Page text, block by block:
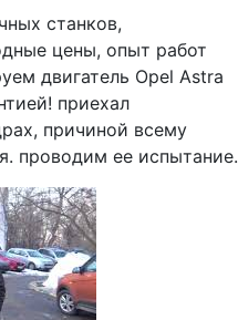
станков,
цены, опыт работ
двигатель Opel Astra
приехал
причиной всему
проводим ее испытание.